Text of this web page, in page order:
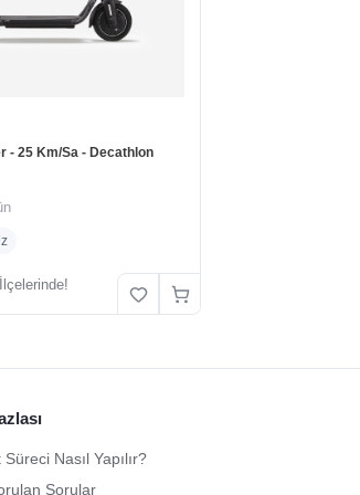
- 25 Km/Sa - Decathlon
Nasıl Yapılır?
Sorular